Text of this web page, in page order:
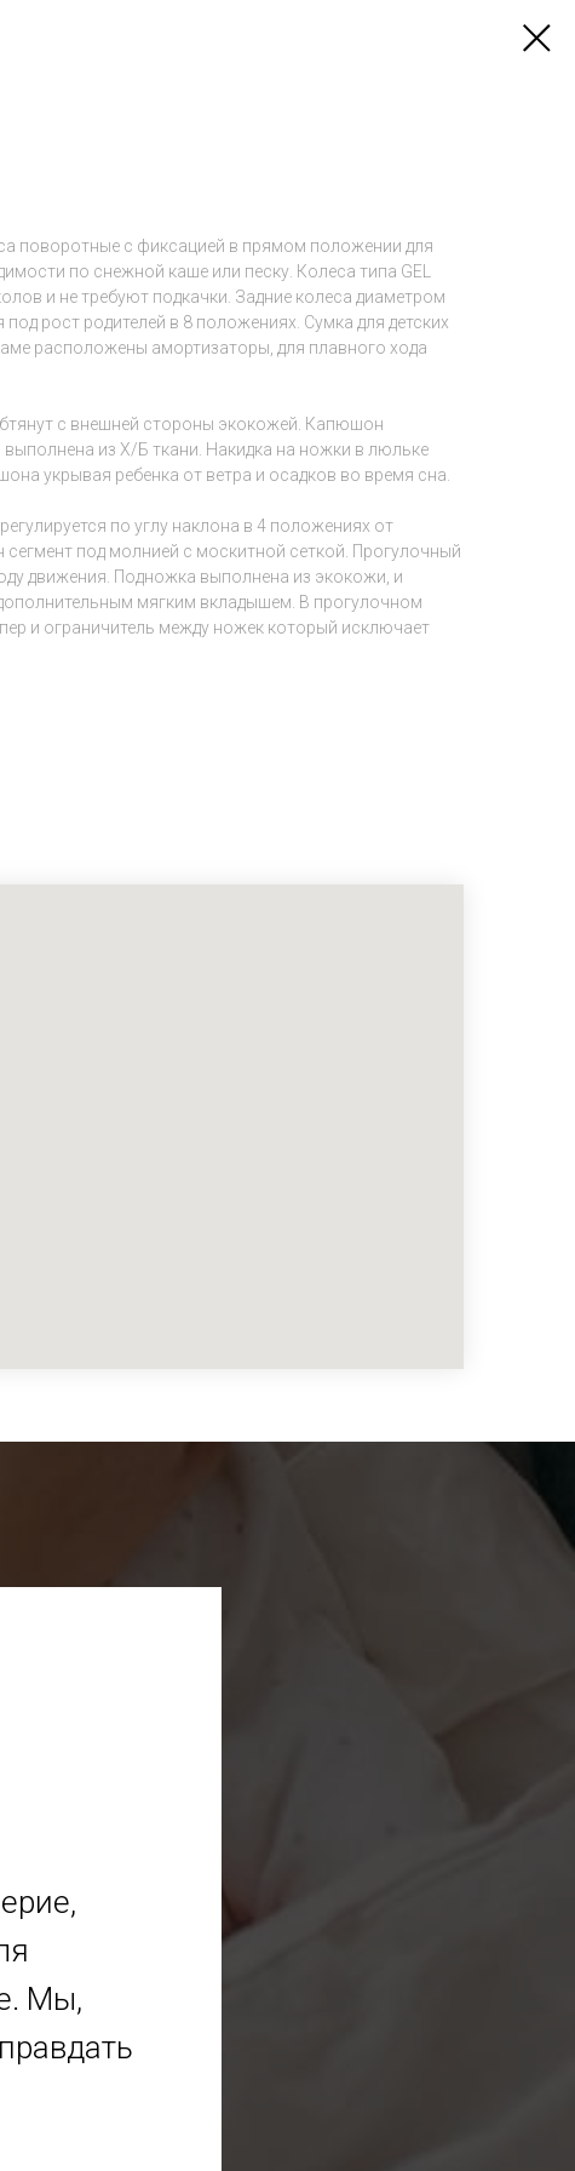
поворотные с фиксацией в прямом положении для
по снежной каше или песку. Колеса типа GEL
и не требуют подкачки. Задние колеса диаметром
рост родителей в 8 положениях. Сумка для детских
расположены амортизаторы, для плавного хода
с внешней стороны экокожей. Капюшон
из Х/Б ткани. Накидка на ножки в люльке
укрывая ребенка от ветра и осадков во время сна.
по углу наклона в 4 положениях от
под молнией с москитной сеткой. Прогулочный
движения. Подножка выполнена из экокожи, и
мягким вкладышем. В прогулочном
и ограничитель между ножек который исключает
Мы,